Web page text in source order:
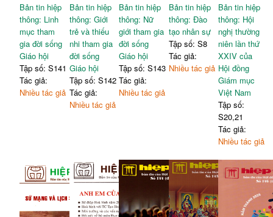
Bản tin hiệp
thông: Linh
mục tham
gia đời sống
Giáo hội
Tập số: S141
Tác giả:
Nhiều tác giả
Bản tin hiệp
thông: Giới
trẻ và thiếu
nhi tham gia
đời sống
Giáo hội
Tập số: S142
Tác giả:
Nhiều tác giả
Bản tin hiệp
thông: Nữ
giới tham gia
đời sống
Giáo hội
Tập số: S143
Tác giả:
Nhiều tác giả
Bản tin hiệp
thông: Đào
tạo nhân sự
Tập số: S8
Tác giả:
Nhiều tác giả
Bản tin hiệp
thông: Hội
nghị thường
niên lần thứ
XXIV của
Hội đồng
Giám mục
Việt Nam
Tập số:
S20,21
Tác giả:
Nhiều tác giả